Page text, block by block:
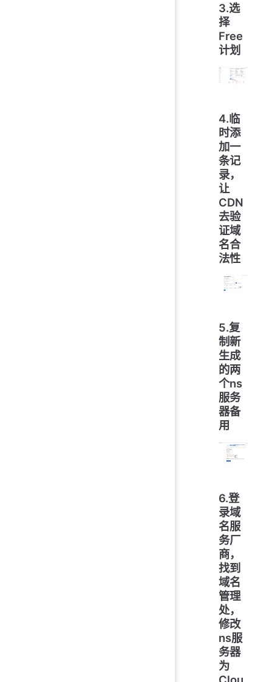
3.选
择
Free
计划
4.临
时添
加一
条记
录，
让
CDN
去验
证域
名合
法性
5.复
制新
生成
的两
个ns
服务
器备
用
6.登
录域
名服
务厂
商，
找到
域名
管理
处，
修改
ns服
务器
为